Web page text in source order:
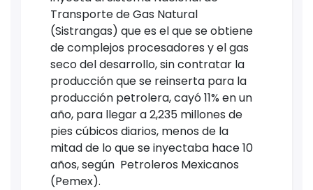
Transporte de Gas Natural
(Sistrangas) que es el que se obtiene
de complejos procesadores y el gas
seco del desarrollo, sin contratar la
producción que se reinserta para la
producción petrolera, cayó 11% en un
año, para llegar a 2,235 millones de
pies cúbicos diarios, menos de la
mitad de lo que se inyectaba hace 10
años, según Petroleros Mexicanos
(Pemex).